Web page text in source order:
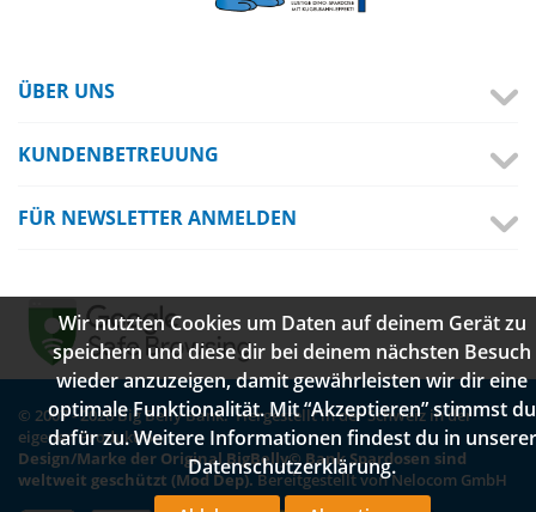
ÜBER UNS
KUNDENBETREUUNG
FÜR NEWSLETTER ANMELDEN
© 2007 - 2026 Big Belly Bank. Hergestellt in der Schweiz in der
eigenen Produktion.
Design/Marke der Original BigBelly© Bank Spardosen sind
weltweit geschützt (Mod Dep).Bereitgestellt von Nelocom GmbH
Wir nutzten Cookies um Daten auf deinem Gerät zu
speichern und diese dir bei deinem nächsten Besuch
wieder anzuzeigen, damit gewährleisten wir dir eine
optimale Funktionalität. Mit “Akzeptieren” stimmst du
dafür zu. Weitere Informationen findest du in unserer
Datenschutzerklärung.